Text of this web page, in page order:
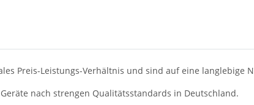
Preis-Leistungs-Verhältnis und sind auf eine langlebige
nach strengen Qualitätsstandards in Deutschland.